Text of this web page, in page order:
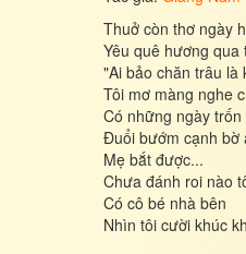
Thuở còn thơ ngày
Yêu quê hương
"Ai bảo chăn trâu là
Tôi mơ màng nghe
Có những ngày trốn
Đuổi bướm cạnh bờ
Mẹ bắt được...
Chưa đánh roi nào
Có cô bé nhà bên
Nhìn tôi cười khúc